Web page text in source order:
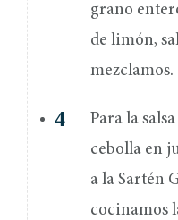
grano
de limón,
mezclamos.
Para la
cebolla en
a la Sartén
cocinamos